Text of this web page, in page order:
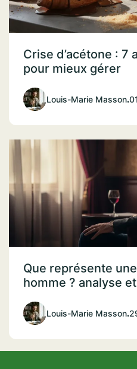
Crise d’acétone : 7
pour mieux gérer
Louis-Marie Masson.
Que représente
homme ? analyse
Louis-Marie Masson.